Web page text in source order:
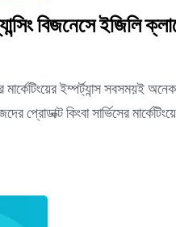
বিজনেসে ইজিলি
ইম্পর্ট্যান্স সবসময়ই
কিংবা সার্ভিসের